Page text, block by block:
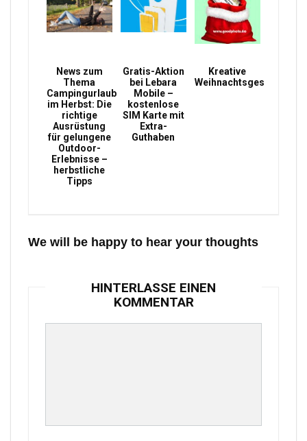
News zum
Thema
Campingurlaub
im Herbst: Die
richtige
Ausrüstung
für gelungene
Outdoor-
Erlebnisse –
herbstliche
Tipps
Gratis-Aktion
bei Lebara
Mobile –
kostenlose
SIM Karte mit
Extra-
Guthaben
Kreative
Weihnachtsgeschenke
We will be happy to hear your thoughts
HINTERLASSE EINEN
KOMMENTAR